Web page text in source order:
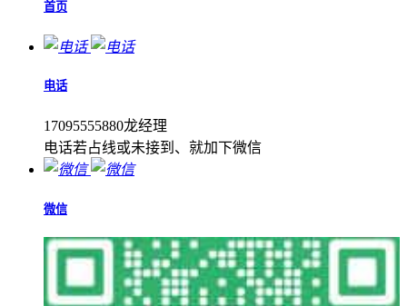
首页
电话
17095555880龙经理
电话若占线或未接到、就加下微信
微信